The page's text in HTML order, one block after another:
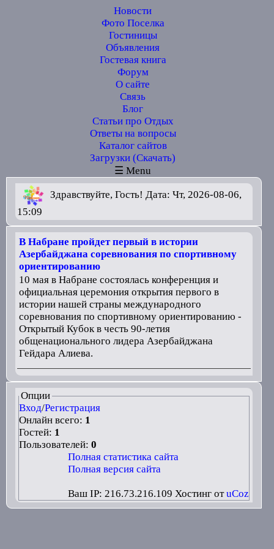
Новости
Фото Поселка
Гостиницы
Объявления
Гостевая книга
Форум
О сайте
Связь
Блог
Статьи про Отдых
Ответы на вопросы
Каталог сайтов
Загрузки (Скачать)
☰ Menu
Здравствуйте, Гость! Дата: Чт, 2026-08-06,
15:09
В Набране пройдет первый в истории
Азербайджана соревнования по спортивному
ориентированию
10 мая в Набране состоялась конференция и
официальная церемония открытия первого в
истории нашей страны международного
соревнования по спортивному ориентированию -
Открытый Кубок в честь 90-летия
общенационального лидера Азербайджана
Гейдара Алиева.
Опции
Вход/Регистрация
Онлайн всего: 1
Гостей: 1
Пользователей: 0
Полная статистика сайта
Полная версия сайта
Ваш IP: 216.73.216.109Хостинг отuCoz